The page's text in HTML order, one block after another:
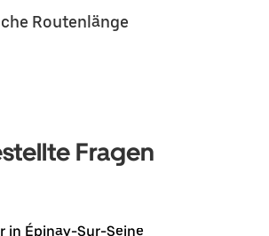
Routenlänge
Fragen
in Épinay-Sur-Seine